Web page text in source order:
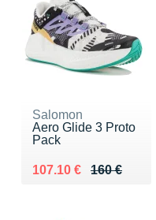
Salomon
Aero Glide 3 Proto
Pack
160 €
Au lieu de 160 €
107.10 €
Vendu 107.10 €